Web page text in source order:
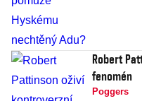
Robert
fenomén
Poggers